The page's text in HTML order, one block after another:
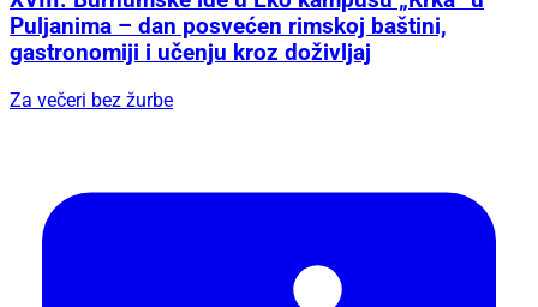
Puljanima – dan posvećen rimskoj baštini,
gastronomiji i učenju kroz doživljaj
Za večeri bez žurbe